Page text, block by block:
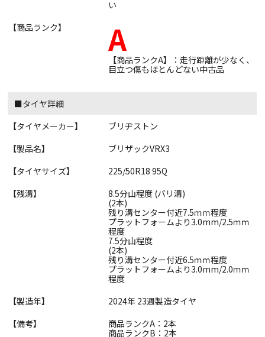
い
【商品ランク】
A
【商品ランクA】：走行距離が少なく、
目立つ傷もほとんどない中古品
■タイヤ詳細
【タイヤメーカー】
ブリヂストン
【製品名】
ブリザックVRX3
【タイヤサイズ】
225/50R18 95Q
【残溝】
8.5分山程度 (バリ溝)
(2本)
残り溝センター付近7.5ｍｍ程度
プラットフォームより3.0mm/2.5ｍｍ
程度
7.5分山程度
(2本)
残り溝センター付近6.5ｍｍ程度
プラットフォームより3.0mm/2.0ｍｍ
程度
【製造年】
2024年 23週製造タイヤ
【備考】
商品ランクA：2本
商品ランクB：2本